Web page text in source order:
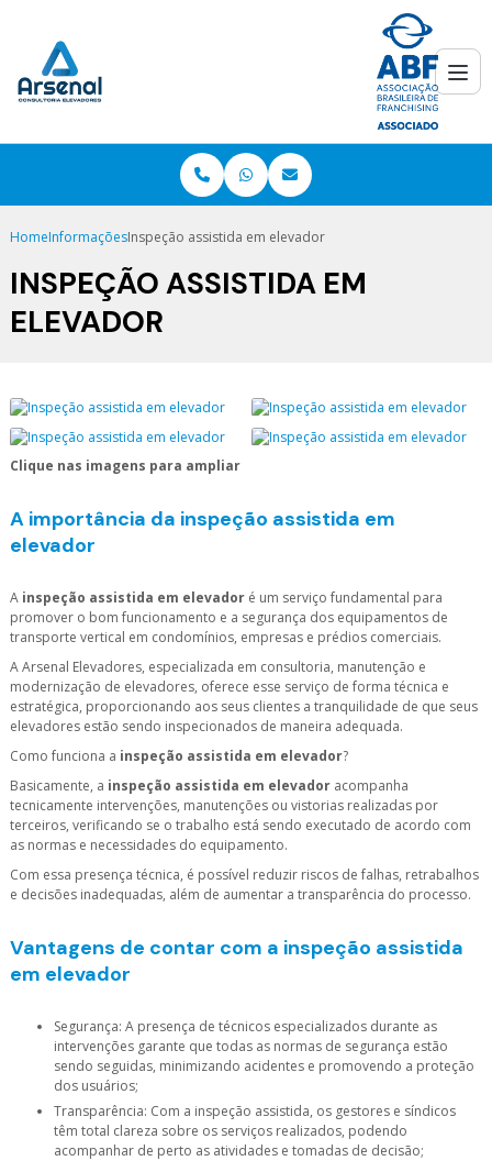
HomeInformaçõesInspeção assistida em elevador
INSPEÇÃO ASSISTIDA EM
ELEVADOR
Clique nas imagens para ampliar
A importância da inspeção assistida em
elevador
A inspeção assistida em elevador é um serviço fundamental para
promover o bom funcionamento e a segurança dos equipamentos de
transporte vertical em condomínios, empresas e prédios comerciais.
A Arsenal Elevadores, especializada em consultoria, manutenção e
modernização de elevadores, oferece esse serviço de forma técnica e
estratégica, proporcionando aos seus clientes a tranquilidade de que seus
elevadores estão sendo inspecionados de maneira adequada.
Como funciona a inspeção assistida em elevador?
Basicamente, a inspeção assistida em elevador acompanha
tecnicamente intervenções, manutenções ou vistorias realizadas por
terceiros, verificando se o trabalho está sendo executado de acordo com
as normas e necessidades do equipamento.
Com essa presença técnica, é possível reduzir riscos de falhas, retrabalhos
e decisões inadequadas, além de aumentar a transparência do processo.
Vantagens de contar com a inspeção assistida
em elevador
Segurança: A presença de técnicos especializados durante as
intervenções garante que todas as normas de segurança estão
sendo seguidas, minimizando acidentes e promovendo a proteção
dos usuários;
Transparência: Com a inspeção assistida, os gestores e síndicos
têm total clareza sobre os serviços realizados, podendo
acompanhar de perto as atividades e tomadas de decisão;